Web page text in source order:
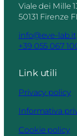
Viale dei Mille
50131 Firenze
info@eve-lab.it
+39 055 067
Link utili
Privacy policy
Informativa
Cookie policy